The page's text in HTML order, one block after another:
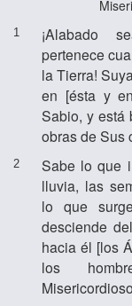
1
¡Alabado
pertenece
la Tierra!
en [ésta y
Sabio, y está
obras de Sus
2
Sabe lo que
lluvia, las
lo que
desciende
hacia él [los
los